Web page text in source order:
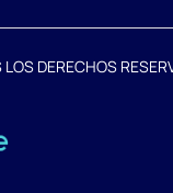
DERECHOS